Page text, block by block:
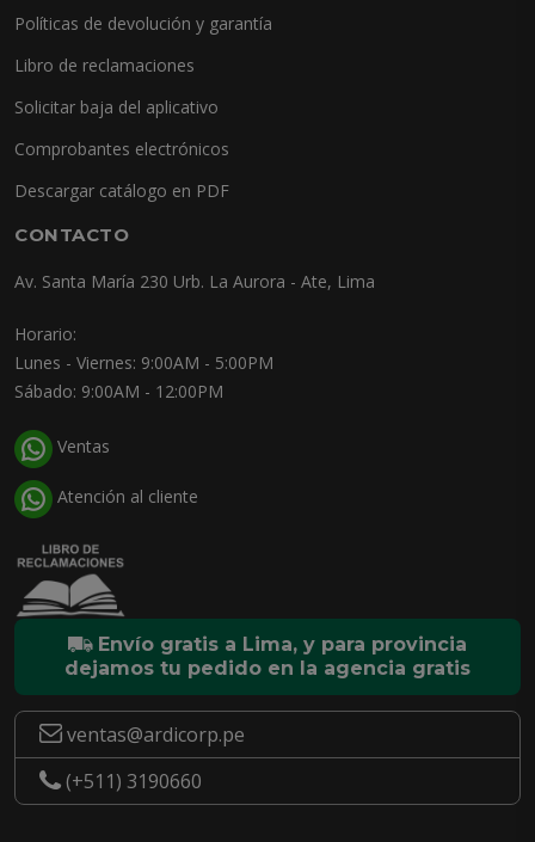
Políticas de devolución y garantía
Libro de reclamaciones
Solicitar baja del aplicativo
Comprobantes electrónicos
Descargar catálogo en PDF
CONTACTO
Av. Santa María 230 Urb. La Aurora - Ate, Lima
Horario:
Lunes - Viernes: 9:00AM - 5:00PM
Sábado: 9:00AM - 12:00PM
Ventas
Atención al cliente
Envío gratis a Lima, y para provincia
dejamos tu pedido en la agencia gratis
ventas@ardicorp.pe
(+511) 3190660